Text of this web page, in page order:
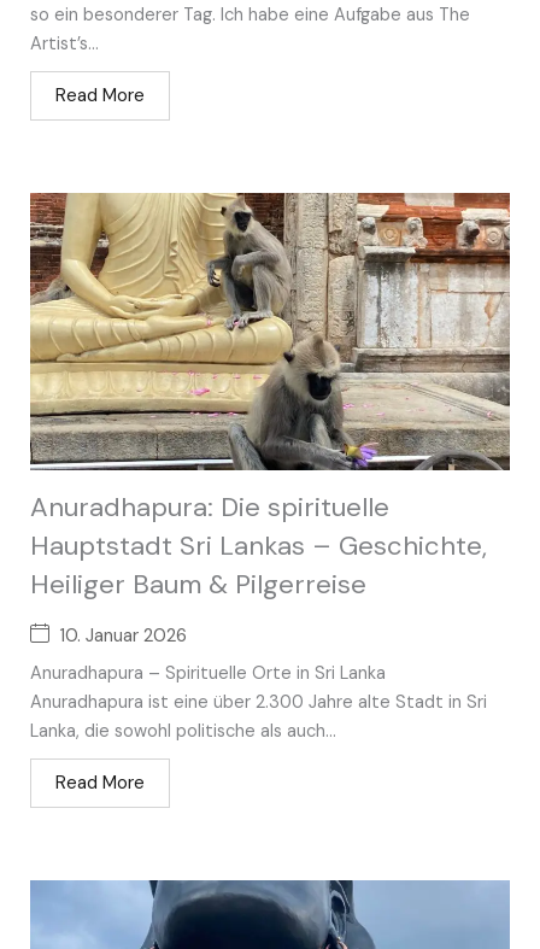
so ein besonderer Tag. Ich habe eine Aufgabe aus The
Artist’s...
Read More
Anuradhapura: Die spirituelle
Hauptstadt Sri Lankas – Geschichte,
Heiliger Baum & Pilgerreise
10. Januar 2026
Anuradhapura – Spirituelle Orte in Sri Lanka
Anuradhapura ist eine über 2.300 Jahre alte Stadt in Sri
Lanka, die sowohl politische als auch...
Read More